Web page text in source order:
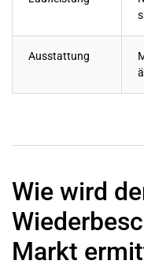
Ausstattung
Wie wird
Markt